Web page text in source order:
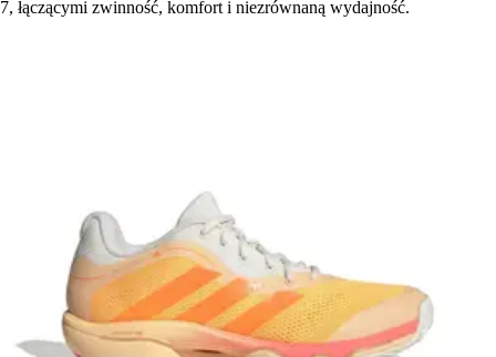
7, łączącymi zwinność, komfort i niezrównaną wydajność.